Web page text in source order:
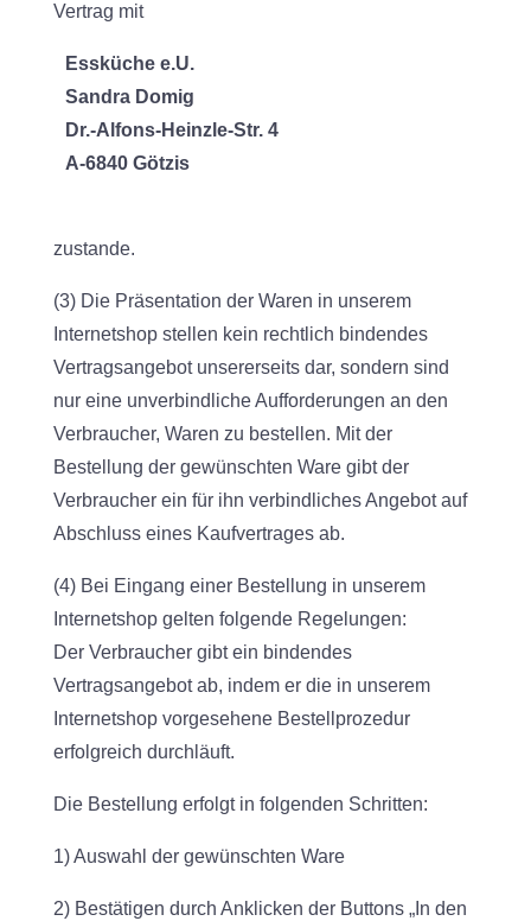
Vertrag mit
Essküche e.U.
Sandra Domig
Dr.-Alfons-Heinzle-Str. 4
A-6840 Götzis
zustande.
(3) Die Präsentation der Waren in unserem
Internetshop stellen kein rechtlich bindendes
Vertragsangebot unsererseits dar, sondern sind
nur eine unverbindliche Aufforderungen an den
Verbraucher, Waren zu bestellen. Mit der
Bestellung der gewünschten Ware gibt der
Verbraucher ein für ihn verbindliches Angebot auf
Abschluss eines Kaufvertrages ab.
(4) Bei Eingang einer Bestellung in unserem
Internetshop gelten folgende Regelungen:
Der Verbraucher gibt ein bindendes
Vertragsangebot ab, indem er die in unserem
Internetshop vorgesehene Bestellprozedur
erfolgreich durchläuft.
Die Bestellung erfolgt in folgenden Schritten:
1) Auswahl der gewünschten Ware
2) Bestätigen durch Anklicken der Buttons „In den